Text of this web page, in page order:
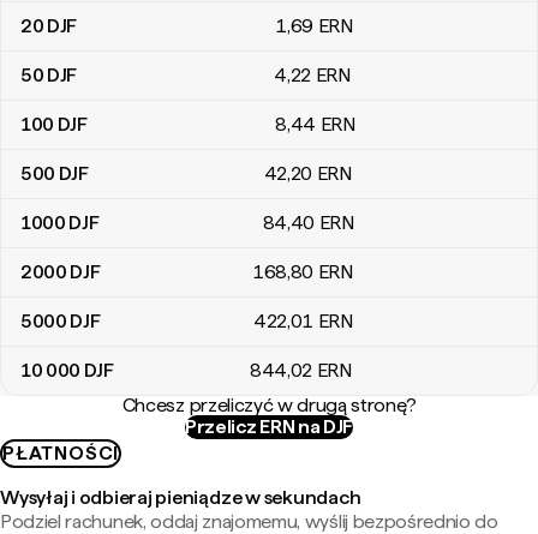
Tabela przeliczeń franki dżibutyjskie na nakfy erytrejskiej
20 DJF 1,69 ERN
50 DJF 4,22 ERN
100 DJF 8,44 ERN
500 DJF 42,20 ERN
1000 DJF 84,40 ERN
2000 DJF 168,80 ERN
5000 DJF 422,01 ERN
10 000 DJF 844,02 ERN
Chcesz przeliczyć w drugą stronę?
Przelicz ERN na DJF
PŁATNOŚCI
Wysyłaj i odbieraj pieniądze w sekundach
Podziel rachunek, oddaj znajomemu, wyślij bezpośrednio do